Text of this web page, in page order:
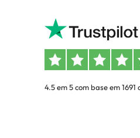
4.5 em 5 com base em 1691